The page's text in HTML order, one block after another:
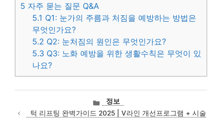
5 자주 묻는 질문 Q&A
5.1 Q1: 눈가의 주름과 처짐을 예방하는 방법은
무엇인가요?
5.2 Q2: 눈처짐의 원인은 무엇인가요?
5.3 Q3: 노화 예방을 위한 생활수칙은 무엇이 있
나요?
카
테
정보
턱 리프팅 완벽가이드 2025 | V라인 개선프로그램 + 시술